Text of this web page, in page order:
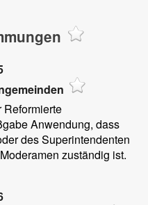
Reformierte
Anwendung, dass
des Superintendenten
zuständig ist.